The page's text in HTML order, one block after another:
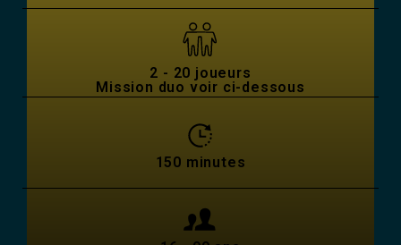
2 - 20 joueurs
Mission duo voir ci-dessous
150 minutes